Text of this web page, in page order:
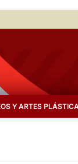
Y ARTES